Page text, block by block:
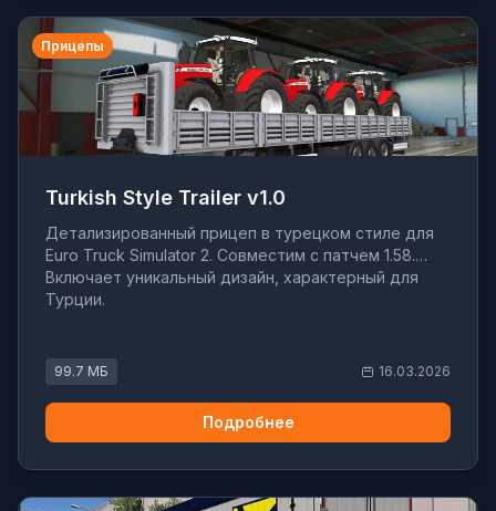
Прицепы
Turkish Style Trailer v1.0
Детализированный прицеп в турецком стиле для
Euro Truck Simulator 2. Совместим с патчем 1.58.
Включает уникальный дизайн, характерный для
Турции.
99.7 МБ 16.03.2026
Подробнее